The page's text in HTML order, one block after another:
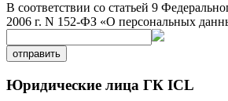
В соответствии со статьей 9
2006 г. N 152-ФЗ «О персональных
отправить
Юридические лица ГК ICL